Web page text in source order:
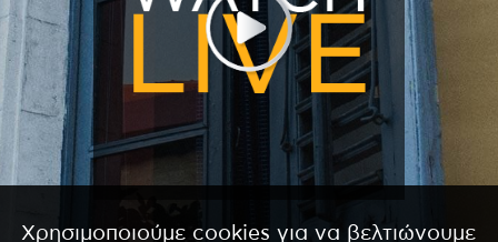
Χρησιμοποιούμε cookies για να βελτιώνουμε